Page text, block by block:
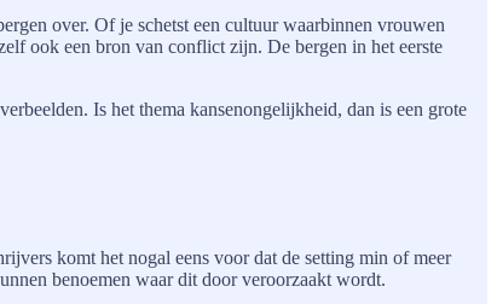
over. Of je schetst een cultuur waarbinnen vrouwen
ook een bron van conflict zijn. De bergen in het eerste
Is het thema kansenongelijkheid, dan is een grote
komt het nogal eens voor dat de setting min of meer
benoemen waar dit door veroorzaakt wordt.